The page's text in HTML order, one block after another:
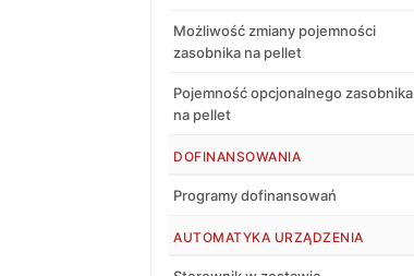
Możliwość zmiany pojemności
zasobnika na pellet
Pojemność opcjonalnego zasobnika
na pellet
DOFINANSOWANIA
Programy dofinansowań
AUTOMATYKA URZĄDZENIA